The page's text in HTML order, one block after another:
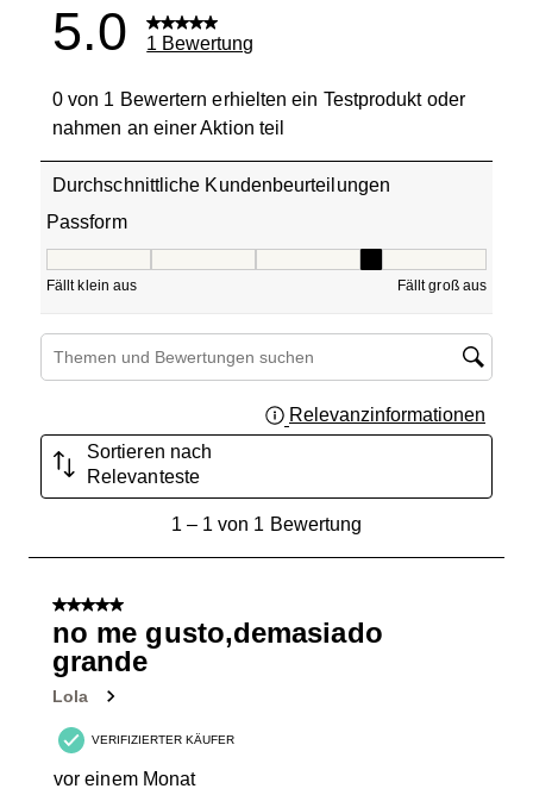
5.0 1 Bewertung
0 von 1 Bewertern erhielten ein Testprodukt oder
nahmen an einer Aktion teil
Durchschnittliche Kundenbeurteilungen
Passform
Fällt klein aus Fällt groß aus
Suchthemen und Bewertungen Suchregion
Relevanzinformationen
Sortieren nach
Relevanteste
von
Bewertung.
1– 1 von 1 Bewertung
5 von 5 Sternen.
no me gusto,demasiado
grande
Lola
VERIFIZIERTER KÄUFER
vor einem Monat